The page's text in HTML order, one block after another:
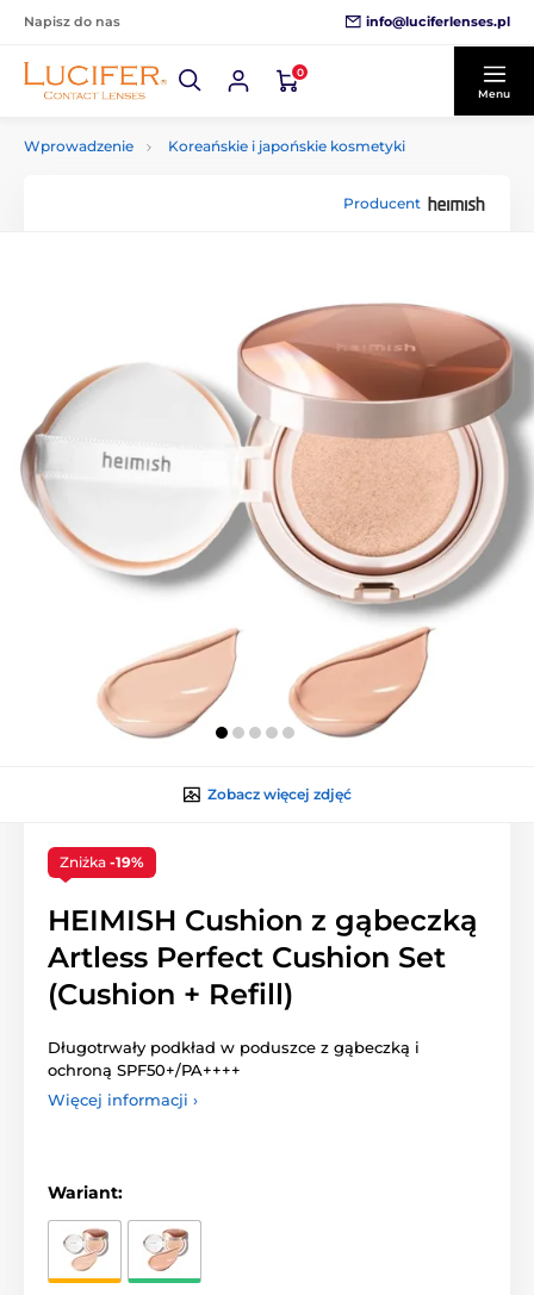
Napisz do nas info@luciferlenses.pl
0
Menu
Wprowadzenie Koreańskie i japońskie kosmetyki
Producent
Zobacz więcej zdjęć
Zniżka -19%
HEIMISH Cushion z gąbeczką
Artless Perfect Cushion Set
(Cushion + Refill)
Długotrwały podkład w poduszce z gąbeczką i
ochroną SPF50+/PA++++
Więcej informacji ›
Wariant: